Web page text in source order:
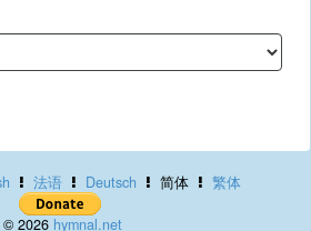
法语 Deutsch 简体 繁体
© 2026 hymnal.net